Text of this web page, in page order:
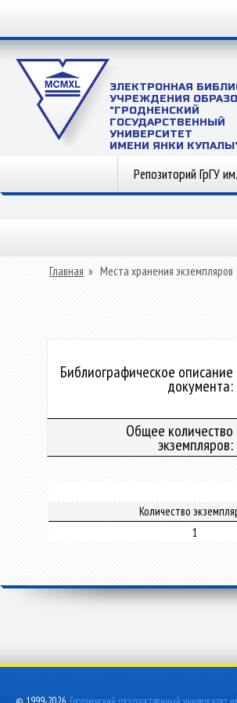
ЭЛЕКТРОННАЯ
УЧРЕЖДЕНИЯ
"ГРОДНЕНСКИЙ
ГОСУДАРСТВЕННЫЙ
УНИВЕРСИТЕТ
ИМЕНИ ЯНКИ
Репозиторий ГрГУ
Главная » Места хранения экземпляров
Библиографическое описание
документа:
Общее количество
экземпляров:
Количество
1